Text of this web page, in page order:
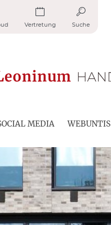
Vertretung Suche
MEDIA WEBUNTIS